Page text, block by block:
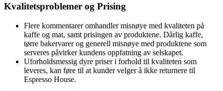
Kvalitetsproblemer og Prising
Flere kommentarer omhandler misnøye med kvaliteten på
kaffe og mat, samt prisingen av produktene. Dårlig kaffe,
tørre bakervarer og generell misnøye med produktene som
serveres påvirker kundens oppfatning av selskapet.
Uforholdsmessig dyre priser i forhold til kvaliteten som
leveres, kan føre til at kunder velger å ikke returnere til
Espresso House.